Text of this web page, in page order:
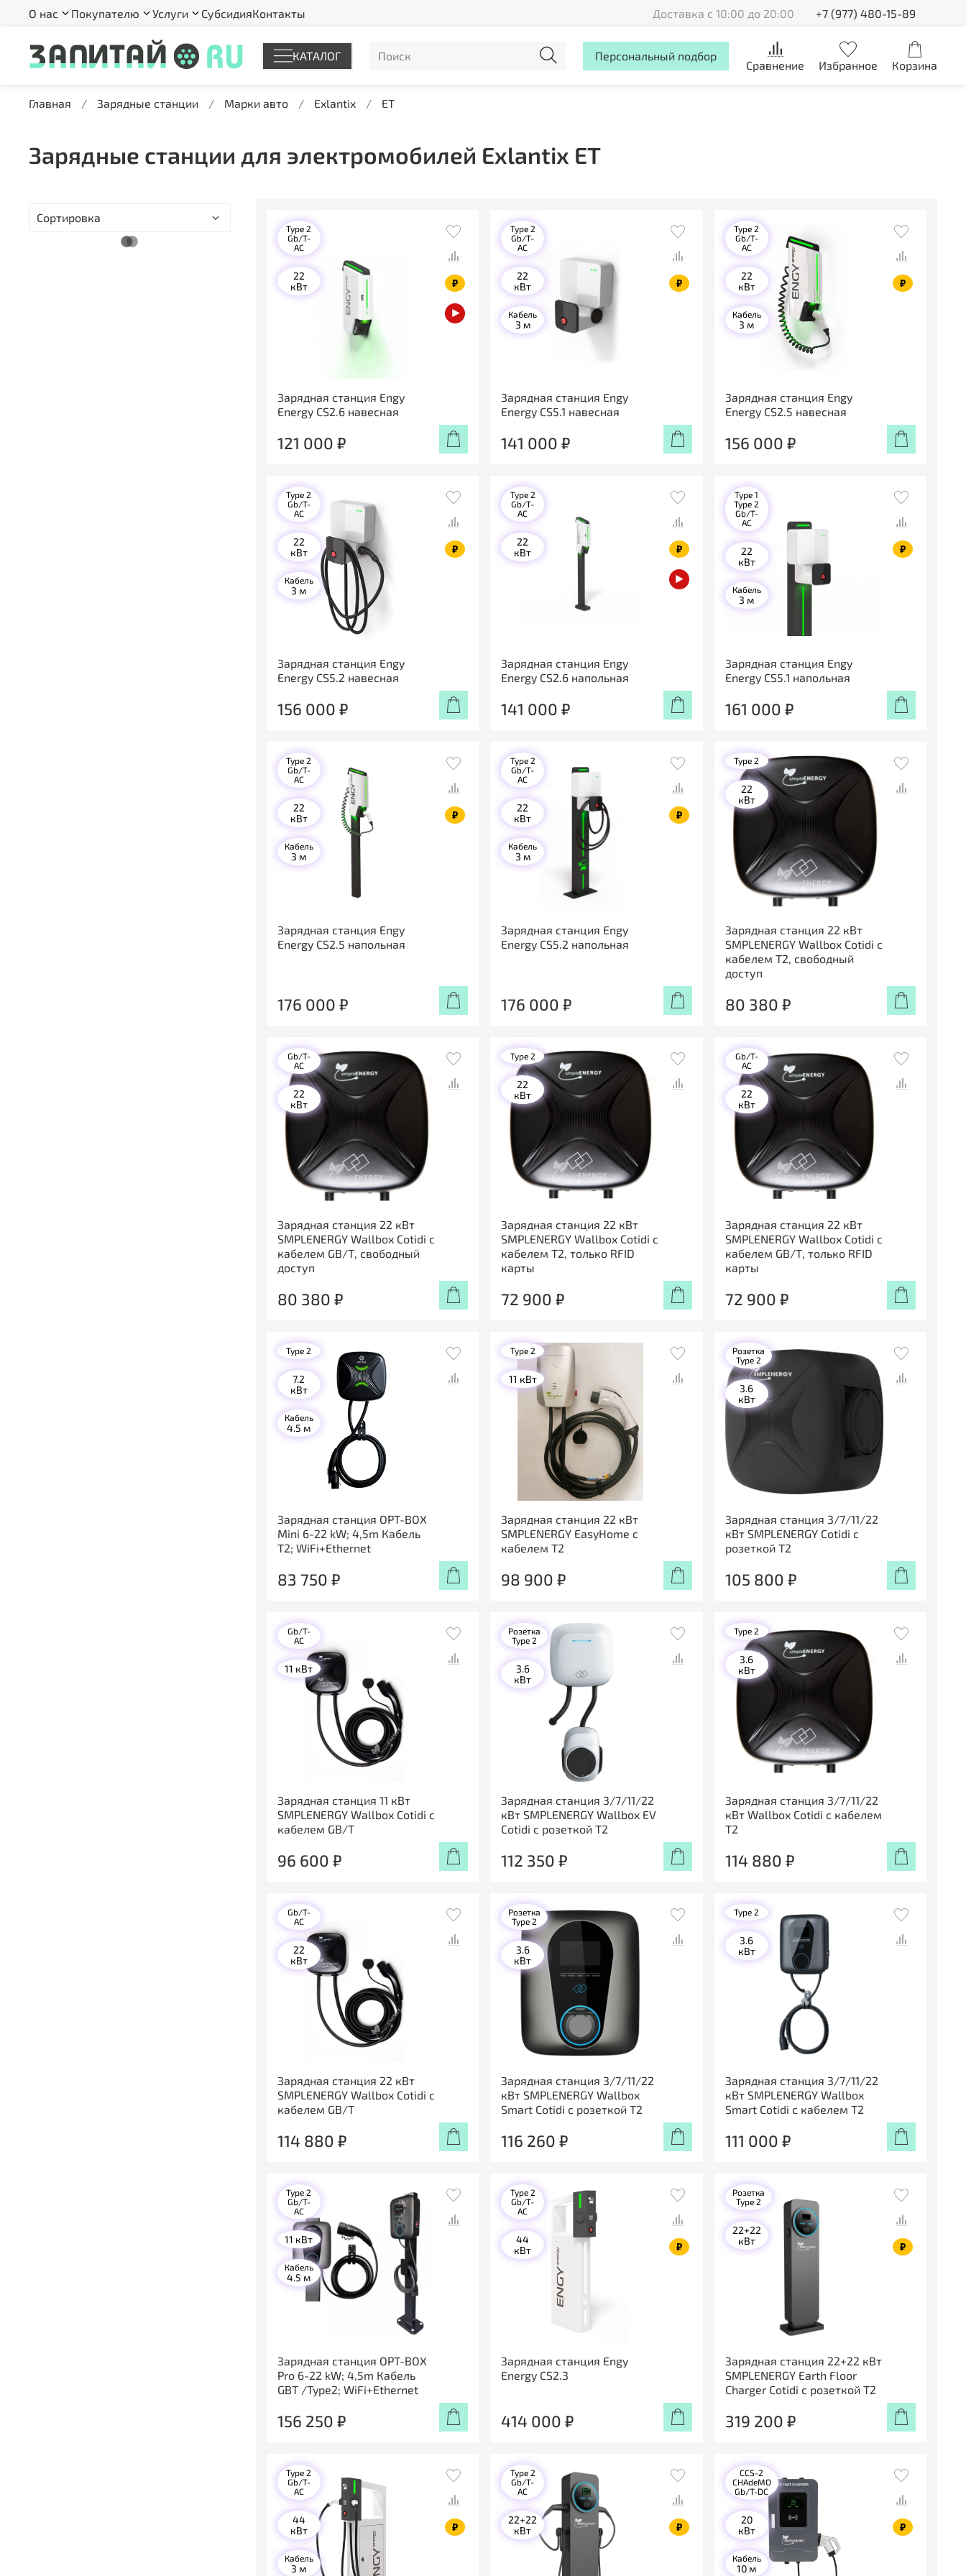
О нас Покупателю Услуги Контакты
Субсидия Доставка с 10:00 до 20:00 +7 (977) 480-15-89
КАТАЛОГ Персональный подбор
Сравнение Избранное Корзина
Главная Зарядные станции Марки авто Exlantix ET
Зарядные станции для электромобилей Exlantix ET
Зарядная станция Engy
Energy CS2.6 навесная
₽
Type 2
Gb/T-
AC
22
кВт
121 000 ₽
Зарядная станция Engy
Energy CS5.1 навесная
₽
Type 2
Gb/T-
AC
22
кВт
Кабель
3 м
141 000 ₽
Зарядная станция Engy
Energy CS2.5 навесная
₽
Type 2
Gb/T-
AC
22
кВт
Кабель
3 м
156 000 ₽
Зарядная станция Engy
Energy CS5.2 навесная
₽
Type 2
Gb/T-
AC
22
кВт
Кабель
3 м
156 000 ₽
Зарядная станция Engy
Energy CS2.6 напольная
₽
Type 2
Gb/T-
AC
22
кВт
141 000 ₽
Зарядная станция Engy
Energy CS5.1 напольная
₽
Type 1
Type 2
Gb/T-
AC
22
кВт
Кабель
3 м
161 000 ₽
Зарядная станция Engy
Energy CS2.5 напольная
₽
Type 2
Gb/T-
AC
22
кВт
Кабель
3 м
176 000 ₽
Зарядная станция Engy
Energy CS5.2 напольная
₽
Type 2
Gb/T-
AC
22
кВт
Кабель
3 м
176 000 ₽
Зарядная станция 22 кВт
SMPLENERGY Wallbox Cotidi с
кабелем Т2, свободный
доступ
Type 2
22
кВт
80 380 ₽
Зарядная станция 22 кВт
SMPLENERGY Wallbox Cotidi с
кабелем GB/Т, свободный
доступ
Gb/T-
AC
22
кВт
80 380 ₽
Зарядная станция 22 кВт
SMPLENERGY Wallbox Cotidi с
кабелем Т2, только RFID
карты
Type 2
22
кВт
72 900 ₽
Зарядная станция 22 кВт
SMPLENERGY Wallbox Cotidi с
кабелем GB/Т, только RFID
карты
Gb/T-
AC
22
кВт
72 900 ₽
Зарядная станция OPT-BOX
Mini 6-22 kW; 4,5m Кабель
T2; WiFi+Ethernet
Type 2
7.2
кВт
Кабель
4.5 м
83 750 ₽
Зарядная станция 22 кВт
SMPLENERGY EasyHome с
кабелем T2
Type 2
11 кВт
98 900 ₽
Зарядная станция 3/7/11/22
кВт SMPLENERGY Cotidi с
розеткой Т2
Розетка
Type 2
3.6
кВт
105 800 ₽
Зарядная станция 11 кВт
SMPLENERGY Wallbox Cotidi с
кабелем GB/T
Gb/T-
AC
11 кВт
96 600 ₽
Зарядная станция 3/7/11/22
кВт SMPLENERGY Wallbox EV
Cotidi с розеткой Т2
Розетка
Type 2
3.6
кВт
112 350 ₽
Зарядная станция 3/7/11/22
кВт Wallbox Cotidi с кабелем
Т2
Type 2
3.6
кВт
114 880 ₽
Зарядная станция 22 кВт
SMPLENERGY Wallbox Cotidi с
кабелем GB/T
Gb/T-
AC
22
кВт
114 880 ₽
Зарядная станция 3/7/11/22
кВт SMPLENERGY Wallbox
Smart Cotidi с розеткой Т2
Розетка
Type 2
3.6
кВт
116 260 ₽
Зарядная станция 3/7/11/22
кВт SMPLENERGY Wallbox
Smart Cotidi с кабелем Т2
Type 2
3.6
кВт
111 000 ₽
Зарядная станция OPT-BOX
Pro 6-22 kW; 4,5m Кабель
GBT /Type2; WiFi+Ethernet
Type 2
Gb/T-
AC
11 кВт
Кабель
4.5 м
156 250 ₽
Зарядная станция Engy
Energy CS2.3
₽
Type 2
Gb/T-
AC
44
кВт
414 000 ₽
Зарядная станция 22+22 кВт
SMPLENERGY Earth Floor
Charger Cotidi с розеткой Т2
₽
Розетка
Type 2
22+22
кВт
319 200 ₽
₽
Type 2
Gb/T-
AC
44
кВт
Кабель
3 м
₽
Type 2
Gb/T-
AC
22+22
кВт
₽
CCS-2
CHAdeMO
Gb/T-DC
20
кВт
Кабель
10 м